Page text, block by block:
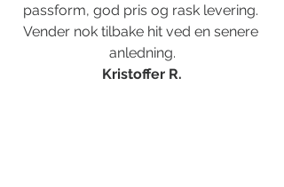
passform, god pris og rask levering.
Vender nok tilbake hit ved en senere
anledning.
Kristoffer R.